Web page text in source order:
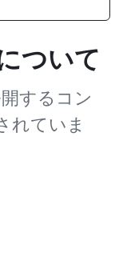
ついて
するコン
れていま